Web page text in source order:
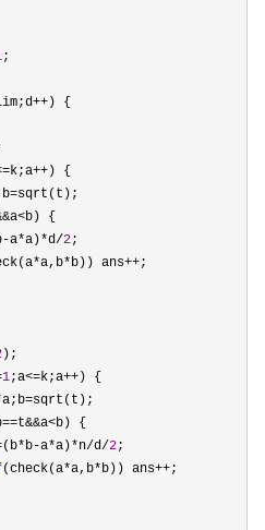
;
) {
) {
sqrt(t);
b) {
a*a)*d/2;
ans++;
);
1;a<=k;a++ ) {
sqrt(t);
b) {
a*a)*n/d/2;
(check(a*a,b*b)) ans++;